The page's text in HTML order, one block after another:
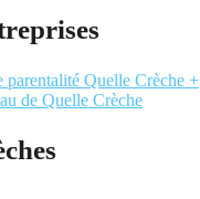
parentalité Quelle Crèche +
de Quelle Crèche